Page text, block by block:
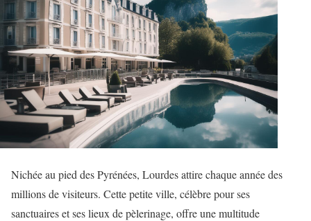
Nichée au pied des Pyrénées, Lourdes attire chaque année des
millions de visiteurs. Cette petite ville, célèbre pour ses
sanctuaires et ses lieux de pèlerinage, offre une multitude